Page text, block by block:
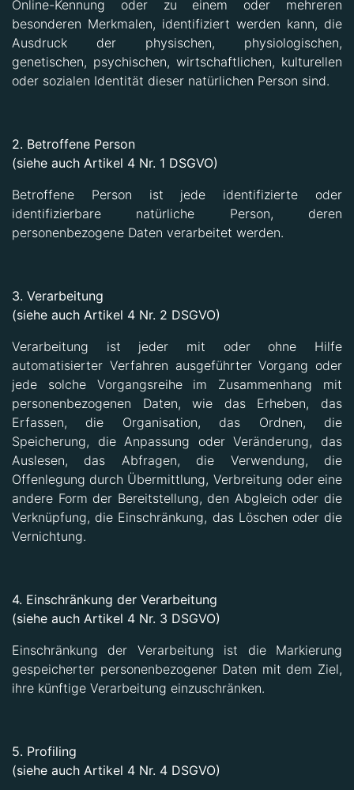
Online-Kennung oder zu einem oder mehreren
besonderen Merkmalen, identifiziert werden kann, die
Ausdruck der physischen, physiologischen,
genetischen, psychischen, wirtschaftlichen, kulturellen
oder sozialen Identität dieser natürlichen Person sind.
2. Betroffene Person
(siehe auch Artikel 4 Nr. 1 DSGVO)
Betroffene Person ist jede identifizierte oder
identifizierbare natürliche Person, deren
personenbezogene Daten verarbeitet werden.
3. Verarbeitung
(siehe auch Artikel 4 Nr. 2 DSGVO)
Verarbeitung ist jeder mit oder ohne Hilfe
automatisierter Verfahren ausgeführter Vorgang oder
jede solche Vorgangsreihe im Zusammenhang mit
personenbezogenen Daten, wie das Erheben, das
Erfassen, die Organisation, das Ordnen, die
Speicherung, die Anpassung oder Veränderung, das
Auslesen, das Abfragen, die Verwendung, die
Offenlegung durch Übermittlung, Verbreitung oder eine
andere Form der Bereitstellung, den Abgleich oder die
Verknüpfung, die Einschränkung, das Löschen oder die
Vernichtung.
4. Einschränkung der Verarbeitung
(siehe auch Artikel 4 Nr. 3 DSGVO)
Einschränkung der Verarbeitung ist die Markierung
gespeicherter personenbezogener Daten mit dem Ziel,
ihre künftige Verarbeitung einzuschränken.
5. Profiling
(siehe auch Artikel 4 Nr. 4 DSGVO)